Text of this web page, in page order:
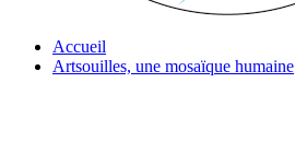
Accueil
Artsouilles, une mosaïque humaine